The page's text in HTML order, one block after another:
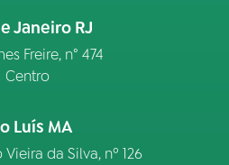
Janeiro RJ
Freire, n° 474
Centro
Luís MA
da Silva, nº 126